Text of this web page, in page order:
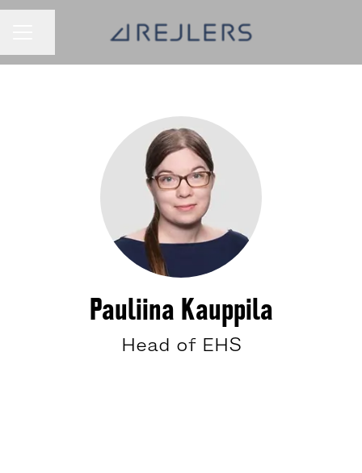
Pauliina Kauppila
Head of EHS